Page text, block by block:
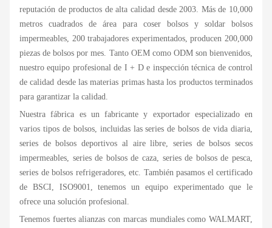
reputación de productos de alta calidad desde 2003. Más de 10,000
metros cuadrados de área para coser bolsos y soldar bolsos
impermeables, 200 trabajadores experimentados, producen 200,000
piezas de bolsos por mes. Tanto OEM como ODM son bienvenidos,
nuestro equipo profesional de I + D e inspección técnica de control
de calidad desde las materias primas hasta los productos terminados
para garantizar la calidad.
Nuestra fábrica es un fabricante y exportador especializado en
varios tipos de bolsos, incluidas las series de bolsos de vida diaria,
series de bolsos deportivos al aire libre, series de bolsos secos
impermeables, series de bolsos de caza, series de bolsos de pesca,
series de bolsos refrigeradores, etc. También pasamos el certificado
de BSCI, ISO9001, tenemos un equipo experimentado que le
ofrece una solución profesional.
Tenemos fuertes alianzas con marcas mundiales como WALMART,